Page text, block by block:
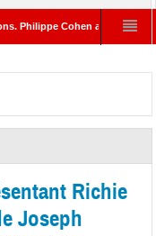
Cohen annonce se
Richie
Joseph